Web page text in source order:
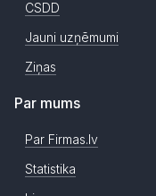
CSDD
Jauni uzņēmumi
Ziņas
Par mums
Par Firmas.lv
Statistika